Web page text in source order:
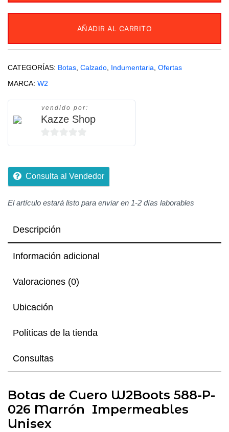
AÑADIR AL CARRITO
CATEGORÍAS: Botas Calzado Indumentaria Ofertas
MARCA: W2
vendido por:
Kazze Shop
0
5
Consulta al Vendedor
El artículo estará listo para enviar en 1-2 días laborables
Descripción
Información adicional
Valoraciones (0)
Ubicación
Políticas de la tienda
Consultas
Botas de Cuero W2Boots 588-P-
026 Marrón Impermeables
Unisex